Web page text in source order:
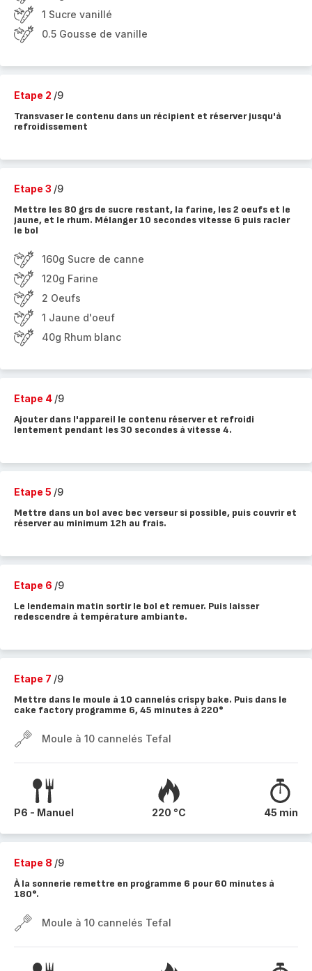
1 Sucre vanillé
0.5 Gousse de vanille
Etape 2 /9
Transvaser le contenu dans un récipient et réserver jusqu'à
refroidissement
Etape 3 /9
Mettre les 80 grs de sucre restant, la farine, les 2 oeufs et le
jaune, et le rhum. Mélanger 10 secondes vitesse 6 puis racler
le bol
160g Sucre de canne
120g Farine
2 Oeufs
1 Jaune d'oeuf
40g Rhum blanc
Etape 4 /9
Ajouter dans l'appareil le contenu réserver et refroidi
lentement pendant les 30 secondes à vitesse 4.
Etape 5 /9
Mettre dans un bol avec bec verseur si possible, puis couvrir et
réserver au minimum 12h au frais.
Etape 6 /9
Le lendemain matin sortir le bol et remuer. Puis laisser
redescendre à température ambiante.
Etape 7 /9
Mettre dans le moule à 10 cannelés crispy bake. Puis dans le
cake factory programme 6, 45 minutes à 220°
Moule à 10 cannelés Tefal
P6 - Manuel 220 °C 45 min
Etape 8 /9
À la sonnerie remettre en programme 6 pour 60 minutes à
180°.
Moule à 10 cannelés Tefal